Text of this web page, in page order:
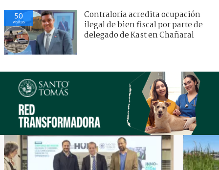
50
visitas
Contraloría acredita ocupación
ilegal de bien fiscal por parte de
delegado de Kast en Chañaral